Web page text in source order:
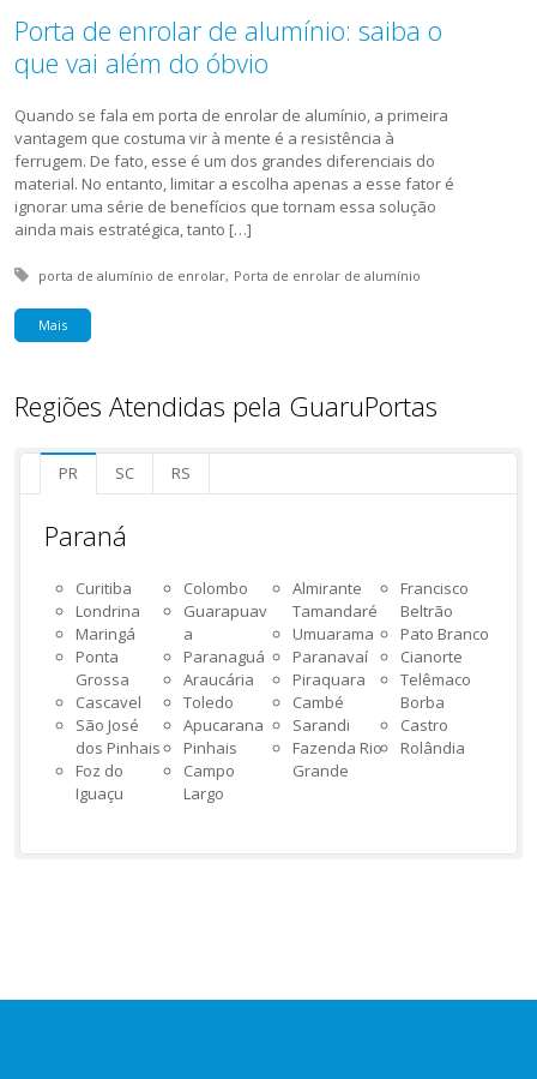
Porta de enrolar de alumínio: saiba o
que vai além do óbvio
Quando se fala em porta de enrolar de alumínio, a primeira
vantagem que costuma vir à mente é a resistência à
ferrugem. De fato, esse é um dos grandes diferenciais do
material. No entanto, limitar a escolha apenas a esse fator é
ignorar uma série de benefícios que tornam essa solução
ainda mais estratégica, tanto […]
Tagged with:
porta de alumínio de enrolar Porta de enrolar de alumínio
Mais
Regiões Atendidas pela GuaruPortas
PR SC RS
Paraná
Curitiba
Londrina
Maringá
Ponta
Grossa
Cascavel
São José
dos Pinhais
Foz do
Iguaçu
Colombo
Guarapuav
a
Paranaguá
Araucária
Toledo
Apucarana
Pinhais
Campo
Largo
Almirante
Tamandaré
Umuarama
Paranavaí
Piraquara
Cambé
Sarandi
Fazenda Rio
Grande
Francisco
Beltrão
Pato Branco
Cianorte
Telêmaco
Borba
Castro
Rolândia